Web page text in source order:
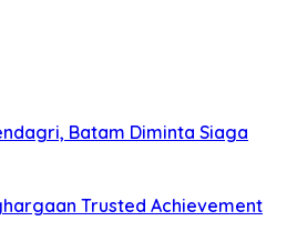
Batam Diminta Siaga
Trusted Achievement